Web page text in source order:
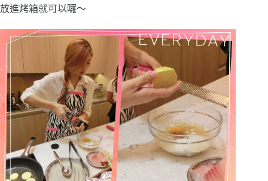
放進烤箱就可以囉～